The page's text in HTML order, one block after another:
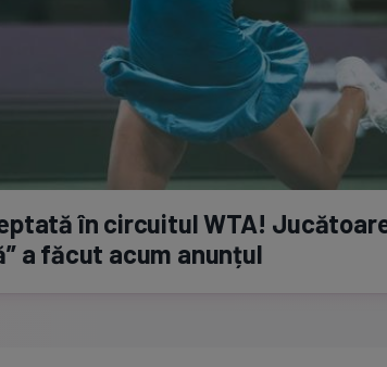
în circuitul WTA!
a făcut acum anunțul